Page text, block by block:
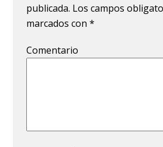
publicada. Los campos
marcados con*
Comentario